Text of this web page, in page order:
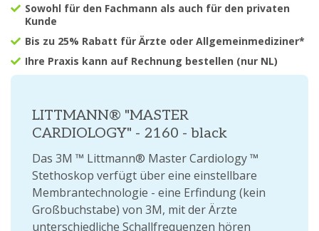
Sowohl für den Fachmann als auch für den privaten
Kunde
Bis zu 25% Rabatt für Ärzte oder Allgemeinmediziner*
Ihre Praxis kann auf Rechnung bestellen (nur NL)
LITTMANN® "MASTER
CARDIOLOGY" - 2160 - black
Das 3M ™ Littmann® Master Cardiology ™
Stethoskop verfügt über eine einstellbare
Membrantechnologie - eine Erfindung (kein
Großbuchstabe) von 3M, mit der Ärzte
unterschiedliche Schallfrequenzen hören